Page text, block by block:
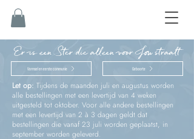
Er is een Ster die alleen voor Jou straalt
Vormsel en eerste communie Geboorte
Let op: Tijdens de maanden juli en augustus worden
alle bestellingen met een levertijd van 4 weken
uitgesteld tot oktober. Voor alle andere bestellingen
met een levertijd van 2 à 3 dagen geldt dat
bestellingen die vanaf 23 juli worden geplaatst, in
september worden geleverd.